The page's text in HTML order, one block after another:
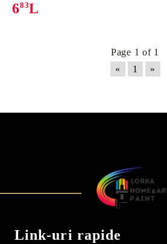
683L
Page 1 of 1
«
1 »
Link-uri rapide